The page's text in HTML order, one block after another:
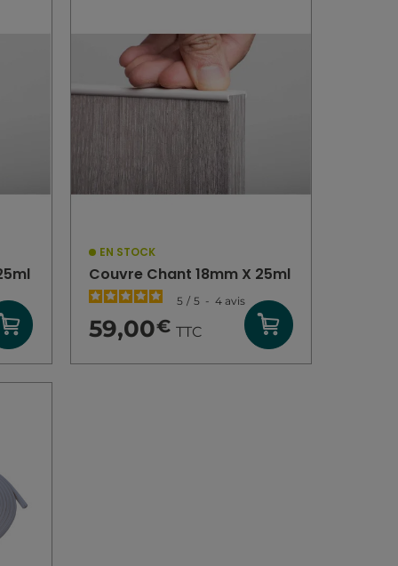
EN STOCK
Couvre Chant 18mm X 25ml
5 / 5 - 4 avis
59,00€ TTC